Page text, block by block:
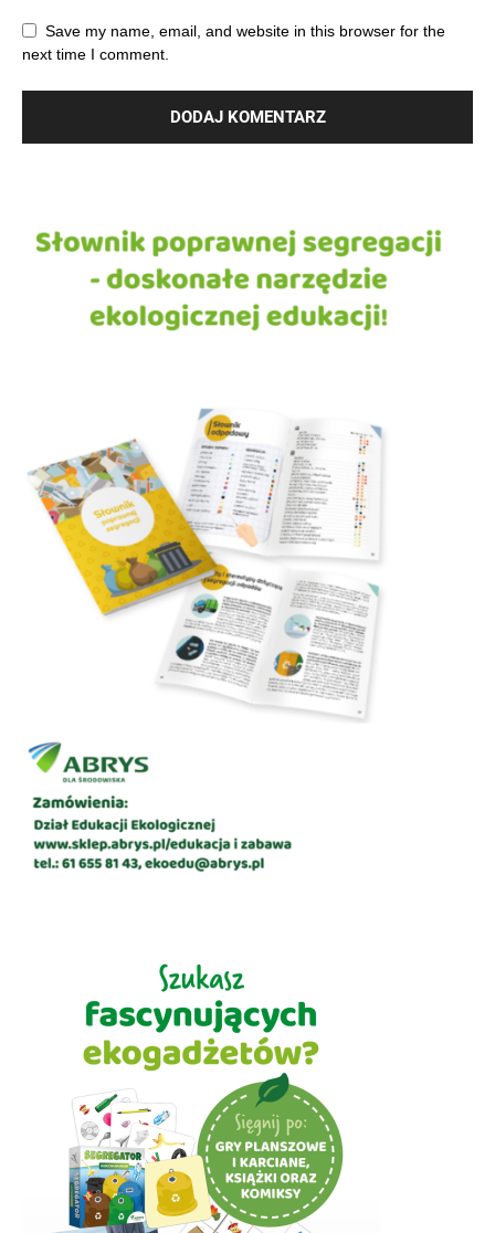
Save my name, email, and website in this browser for the
next time I comment.